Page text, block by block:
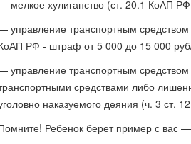
мелкое хулиганство (ст. 20.1 КоАП
управление транспортным
РФ - штраф от 5 000 до 15 000
управление транспортным
средствами либо
наказуемого деяния (ч. 3 ст.
Ребенок берет пример с вас